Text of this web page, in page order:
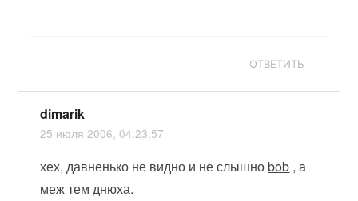
ОТВЕТИТЬ
dimarik
25 июля 2006, 04:23:57
хех, давненько не видно и не слышноbob , а
меж тем днюха.